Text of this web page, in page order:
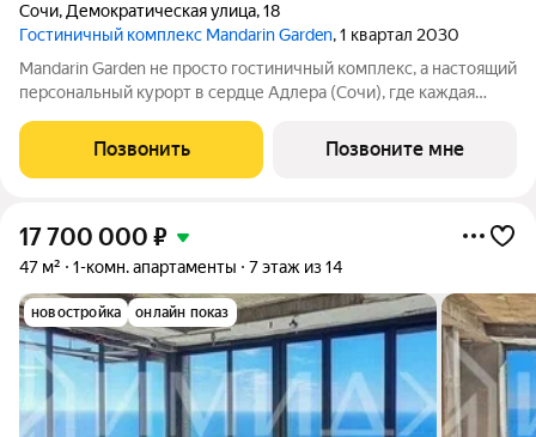
Сочи, Демократическая улица,18
Гостиничный комплекс Mandarin Garden, 1 квартал 2030
Mandarin Garden не просто гостиничный комплекс, а настоящий
персональный курорт в сердце Адлера (Сочи), где каждая
приватность и безупречный сервис. Комплекс расположится в
Позвонить Позвоните мне
17 700 000 ₽
47 м² 1-комн. апартаменты 7 этаж из 14
новостройка онлайн показ